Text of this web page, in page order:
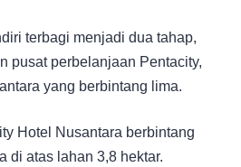
terbagi menjadi dua tahap,
pusat perbelanjaan Pentacity,
yang berbintang lima.
Hotel Nusantara berbintang
di atas lahan 3,8 hektar.